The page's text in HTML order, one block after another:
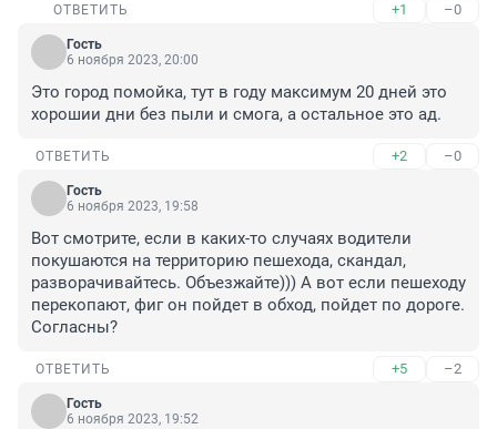
ОТВЕТИТЬ +1 –0
Гость
6 ноября 2023, 20:00
Это город помойка, тут в году максимум 20 дней это
хорошии дни без пыли и смога, а остальное это ад.
ОТВЕТИТЬ +2 –0
Гость
6 ноября 2023, 19:58
Вот смотрите, если в каких-то случаях водители
покушаются на территорию пешехода, скандал,
разворачивайтесь. Объезжайте))) А вот если пешеходу
перекопают, фиг он пойдет в обход, пойдет по дороге.
Согласны?
ОТВЕТИТЬ +5 –2
Гость
6 ноября 2023, 19:52